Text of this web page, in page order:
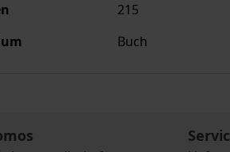
215
Buch